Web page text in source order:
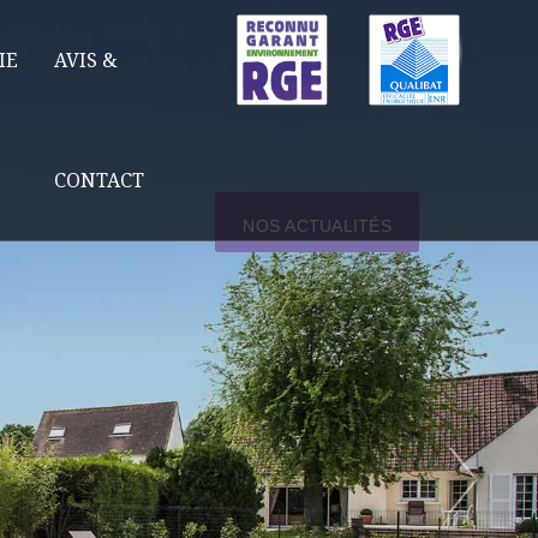
AVIS &
CONTACT
NOS ACTUALITÉS